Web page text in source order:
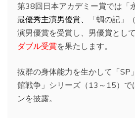
第38回日本アカデミー賞では「
最優秀主演男優賞、
「蜩の記」
演男優賞を受賞し、男優賞とし
ダブル受賞を果たします。
抜群の身体能力を生かして「SP
館戦争」シリーズ（13～15）で
ンを披露。